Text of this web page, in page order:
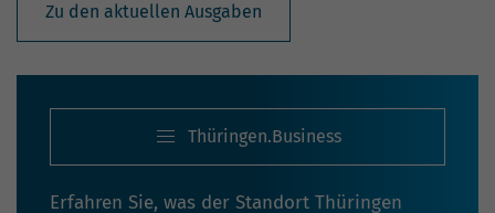
Zu den aktuellen Ausgaben
Thüringen.Business
Erfahren Sie, was der Standort Thüringen